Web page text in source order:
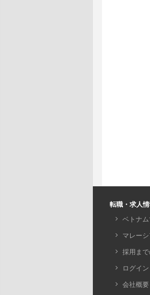
転職・求人
ベトナ
マレー
採用ま
ログイン
会社概要